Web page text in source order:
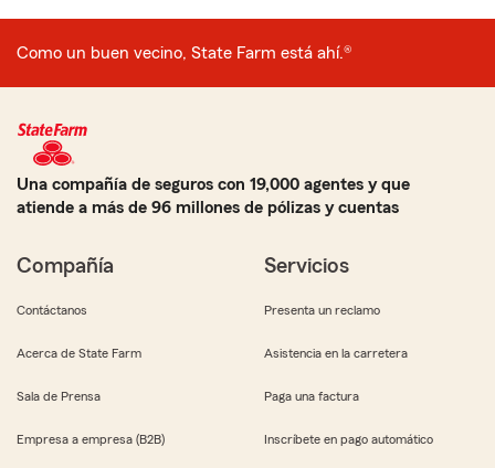
Como un buen vecino, State Farm está ahí.®
Una compañía de seguros con 19,000 agentes y que
atiende a más de 96 millones de pólizas y cuentas
Compañía
Contáctanos
Acerca de State Farm
Sala de Prensa
Empresa a empresa (B2B)
Servicios
Presenta un reclamo
Asistencia en la carretera
Paga una factura
Inscríbete en pago automático